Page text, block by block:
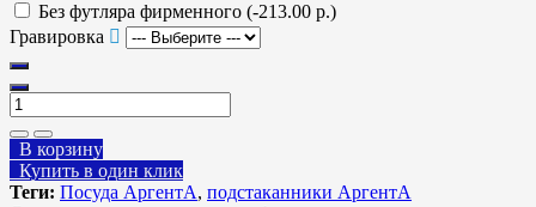
Без футляра фирменного (-213.00 р.)
Гравировка
В корзину
Купить в один клик
Теги: Посуда АргентА, подстаканники АргентА